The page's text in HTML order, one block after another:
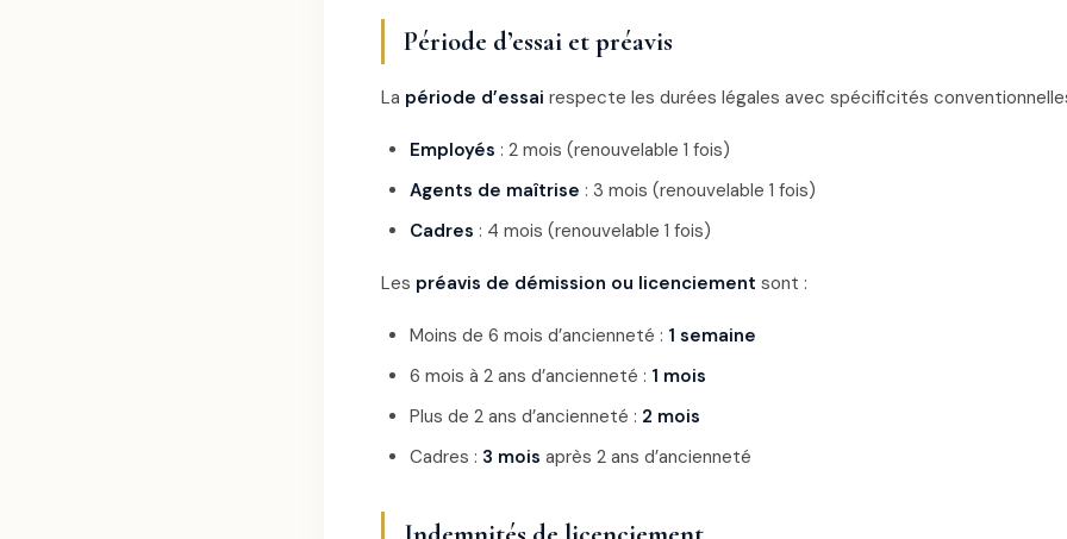
Période d’essai et préavis
La période d’essai respecte les durées légales avec spécificités
Employés : 2 mois (renouvelable 1 fois)
Agents de maîtrise : 3 mois (renouvelable 1 fois)
Cadres : 4 mois (renouvelable 1 fois)
Les préavis de démission ou licenciement sont :
Moins de 6 mois d’ancienneté : 1 semaine
6 mois à 2 ans d’ancienneté : 1 mois
Plus de 2 ans d’ancienneté : 2 mois
Cadres : 3 mois après 2 ans d’ancienneté